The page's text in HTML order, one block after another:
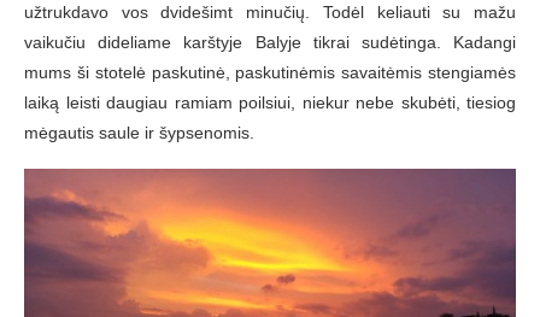
užtrukdavo vos dvidešimt minučių. Todėl keliauti su mažu
vaikučiu dideliame karštyje Balyje tikrai sudėtinga. Kadangi
mums ši stotelė paskutinė, paskutinėmis savaitėmis stengiamės
laiką leisti daugiau ramiam poilsiui, niekur nebe skubėti, tiesiog
mėgautis saule ir šypsenomis.